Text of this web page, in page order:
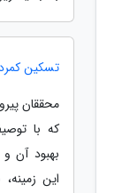
تسکین
محققان
که با
بهبود آن و
این